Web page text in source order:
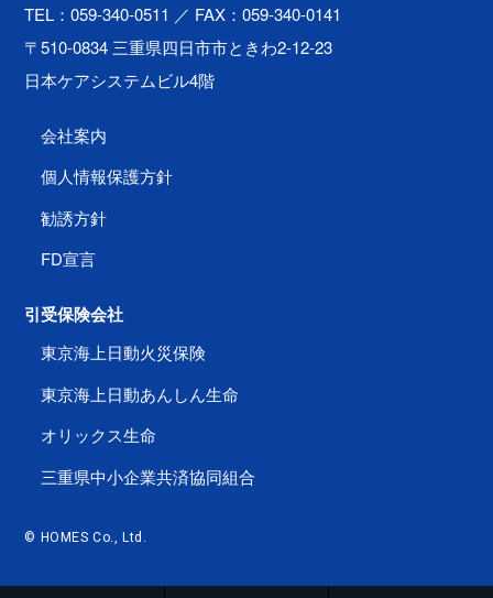
TEL：059-340-0511 ／ FAX：059-340-0141
〒510-0834 三重県四日市市ときわ2-12-23
日本ケアシステムビル4階
会社案内
個人情報保護方針
勧誘方針
FD宣言
引受保険会社
東京海上日動火災保険
東京海上日動あんしん生命
オリックス生命
三重県中小企業共済協同組合
© HOMES Co., Ltd.